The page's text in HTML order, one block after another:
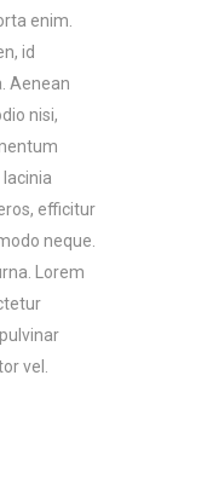
enim.
id
Aenean
nisi,
efficitur
neque.
Lorem
vel.